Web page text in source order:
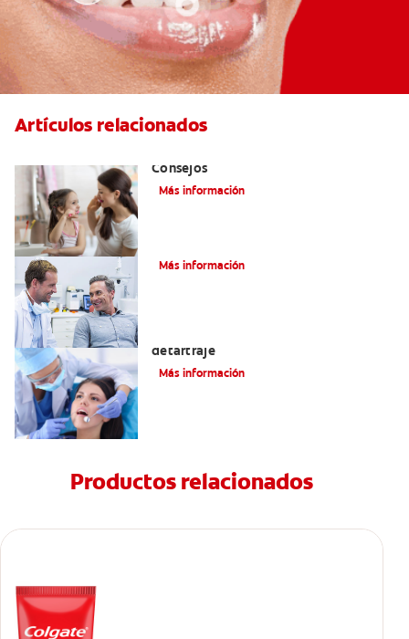
Artículos relacionados
Consejos
Más información
Más información
detartraje
Más información
Productos relacionados